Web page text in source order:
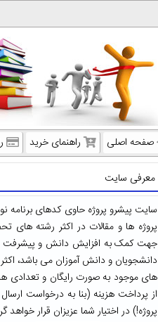
صفحه اصلی راهنمای خرید
معرفی سایت
سایت پیشرو پروژه حاوی کدهای برنامه
پروژه ها و مقالات در اکثر رشته های
جهت کمک به افزایش دانش و پیشرفت
دانشجویان و دانش آموزان می باشد، اکثر
های موجود به صورت رایگان و تعدادی
از پرداخت هزینه (بنا به درخواست ارسال
پروژه!) در اختیار شما عزیزان قرار خواهد